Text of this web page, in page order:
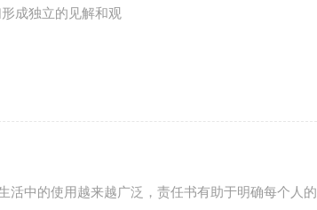
成独立的见解和观
活中的使用越来越广泛，责任书有助于明确每个人的